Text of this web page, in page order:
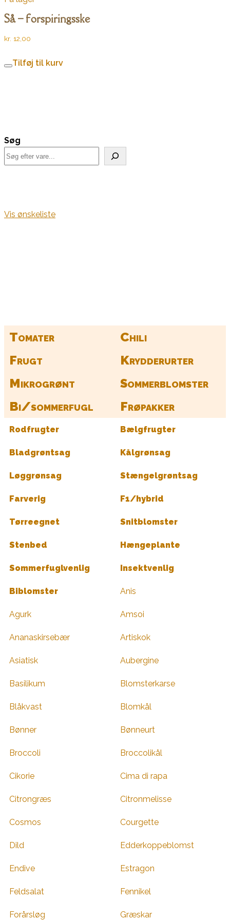
Så – forspiringsske
kr. 12,00
Tilføj til kurv
Søg
Vis ønskeliste
Tomater
Chili
Frugt
Krydderurter
Mikrogrønt
Sommerblomster
Bi/sommerfugl
Frøpakker
Rodfrugter Bælgfrugter
Bladgrøntsag Kålgrønsag
Løggrønsag Stængelgrøntsag
Farverig F1/hybrid
Tørreegnet Snitblomster
Stenbed Hængeplante
Sommerfuglvenlig Insektvenlig
Biblomster Anis
Agurk Amsoi
Ananaskirsebær Artiskok
Asiatisk Aubergine
Basilikum Blomsterkarse
Blåkvast Blomkål
Bønner Bønneurt
Broccoli Broccolikål
Cikorie Cima di rapa
Citrongræs Citronmelisse
Cosmos Courgette
Dild Edderkoppeblomst
Endive Estragon
Feldsalat Fennikel
Forårsløg Græskar